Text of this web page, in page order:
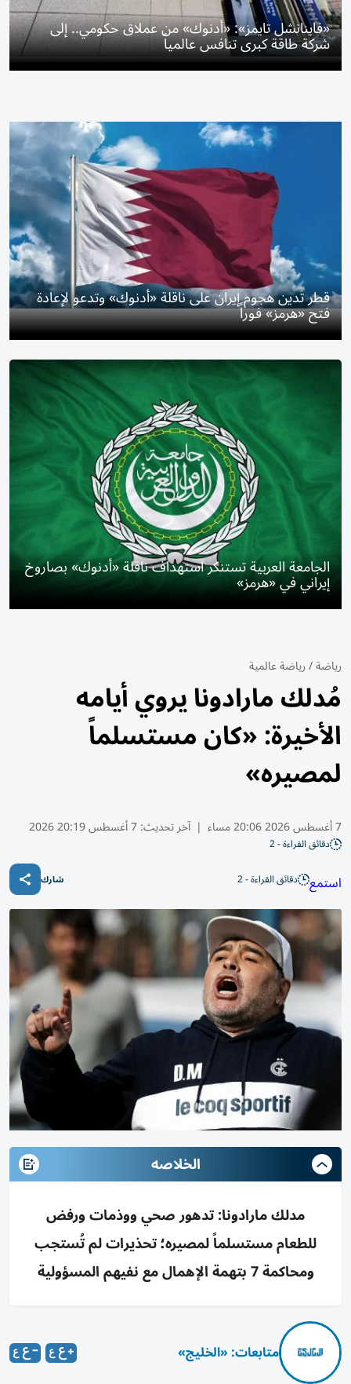
«فاينانشل تايمز»: «أدنوك» من عملاق حكومي.. إلى
شركة طاقة كبرى تنافس عالمياً
قطر تدين هجوم إيران على ناقلة «أدنوك» وتدعو لإعادة
فتح «هرمز» فوراً
الجامعة العربية تستنكر استهداف ناقلة «أدنوك» بصاروخ
إيراني في «هرمز»
رياضة/رياضة عالمية
مُدلك مارادونا يروي أيامه
الأخيرة: «كان مستسلماً
لمصيره»
7 أغسطس 2026 20:06 مساء | آخر تحديث:7 أغسطس 20:19 2026
دقائق القراءة - 2
استمع دقائق القراءة - 2 شارك
الخلاصه
مدلك مارادونا: تدهور صحي ووذمات ورفض
للطعام مستسلماً لمصيره؛ تحذيرات لم تُستجب
ومحاكمة 7 بتهمة الإهمال مع نفيهم المسؤولية
متابعات: «الخليج»